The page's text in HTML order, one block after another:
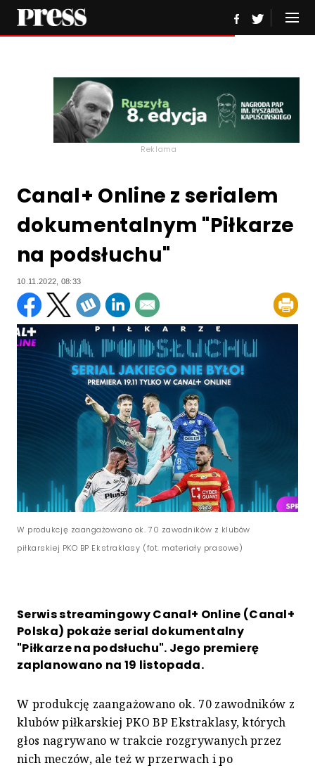
Reklama
Canal+ Online z serialem
dokumentalnym "Piłkarze
na podsłuchu"
10.11.2022, 08:33
W produkcję zaangażowano ok. 70 zawodników z klubów
piłkarskiej PKO BP Ekstraklasy (fot. materiały prasowe)
Serwis streamingowy Canal+ Online (Canal+
Polska) pokaże serial dokumentalny
"Piłkarze na podsłuchu". Jego premierę
zaplanowano na 19 listopada.
W produkcję zaangażowano ok. 70 zawodników z
klubów piłkarskiej PKO BP Ekstraklasy, których
głos nagrywano w trakcie rozgrywanych przez
nich meczów, ale też w przerwach i po